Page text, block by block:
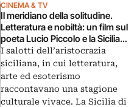
CINEMA & TV
Il meridiano della solitudine.
Letteratura e nobiltà: un film sul
poeta Lucio Piccolo e la Sicilia
d’un secolo fa
I salotti dell’aristocrazia
siciliana, in cui letteratura,
arte ed esoterismo
raccontavano una stagione
culturale vivace. La Sicilia di